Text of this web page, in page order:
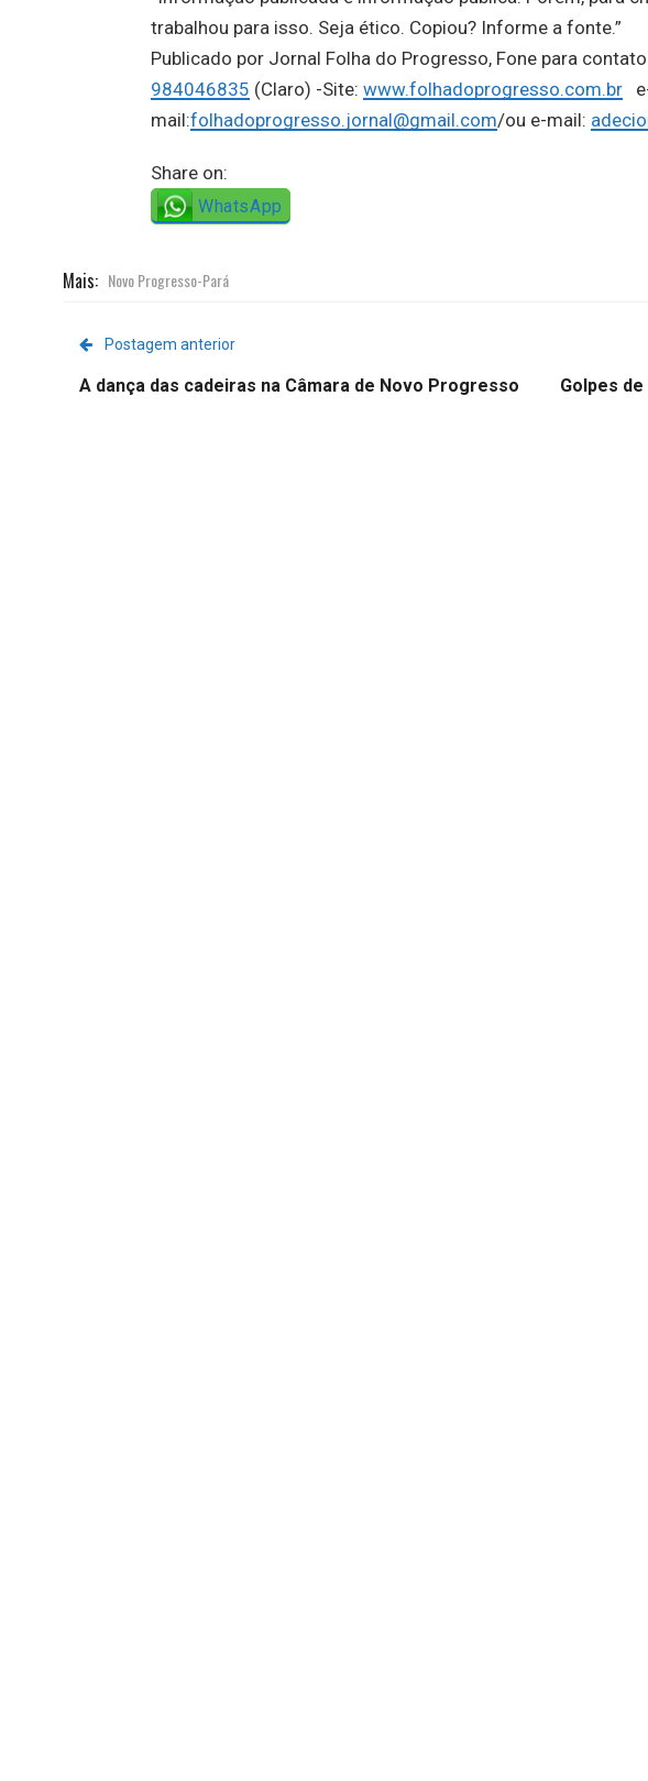
trabalhou para isso. Seja ético. Copiou? Informe a fonte.”
Publicado por Jornal Folha do Progresso, Fone para
984046835 (Claro) -Site: www.folhadoprogresso.com.br
mail:folhadoprogresso.jornal@gmail.com/ou e-mail:
Share on:
WhatsApp
Mais: Novo Progresso-Pará
Postagem anterior
A dança das cadeiras na Câmara de Novo Progresso
Golpes